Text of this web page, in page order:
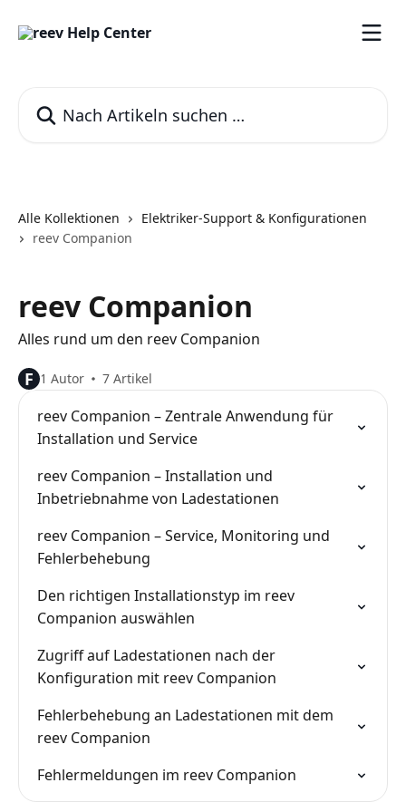
Alle Kollektionen
Elektriker-Support & Konfigurationen
reev Companion
reev Companion
Alles rund um den reev Companion
F 1 Autor 7 Artikel
reev Companion – Zentrale Anwendung für
Installation und Service
reev Companion – Installation und
Inbetriebnahme von Ladestationen
reev Companion – Service, Monitoring und
Fehlerbehebung
Den richtigen Installationstyp im reev
Companion auswählen
Zugriff auf Ladestationen nach der
Konfiguration mit reev Companion
Fehlerbehebung an Ladestationen mit dem
reev Companion
Fehlermeldungen im reev Companion